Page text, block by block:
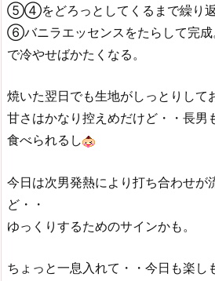
⑤④をどろっとしてくるまで繰り返
⑥バニラエッセンスをたらして完成
で冷やせばかたくなる。
焼いた翌日でも生地がしっとりして
甘さはかなり控えめだけど・・長男
食べられるし
今日は次男発熱により打ち合わせが
ど・・
ゆっくりするためのサインかも。
ちょっと一息入れて・・今日も楽し